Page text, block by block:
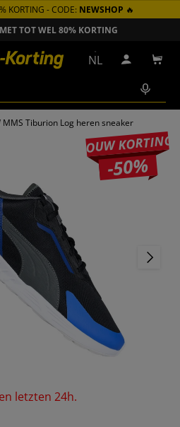
KORTING - CODE: NEWSHOP 🔥
TOT WEL 80% KORTING
NL Inloggen
MMS Tiburion Log heren sneaker
JOUW KORTING
-50%
letzten 24h.